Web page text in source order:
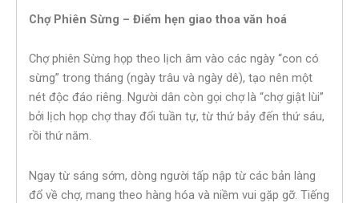
Chợ Phiên Sừng – Điểm hẹn giao thoa văn hoá
Chợ phiên Sừng họp theo lịch âm vào các ngày “con có
sừng” trong tháng (ngày trâu và ngày dê), tạo nên một
nét độc đáo riêng. Người dân còn gọi chợ là “chợ giật lùi”
bởi lịch họp chợ thay đổi tuần tự, từ thứ bảy đến thứ sáu,
rồi thứ năm.
Ngay từ sáng sớm, dòng người tấp nập từ các bản làng
đổ về chợ, mang theo hàng hóa và niềm vui gặp gỡ. Tiếng